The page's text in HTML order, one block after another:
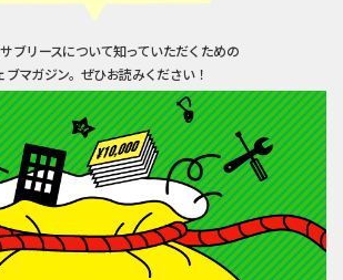
ブリースについて知っていただくための
ブマガジン。ぜひお読みください！